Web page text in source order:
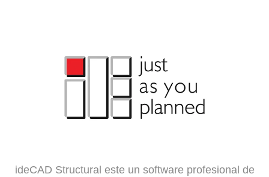
ideCAD Structural este un software profesional de